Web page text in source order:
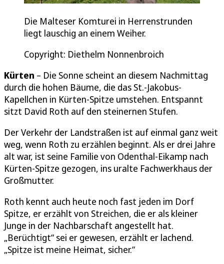
Die Malteser Komturei in Herrenstrunden
liegt lauschig an einem Weiher.
Copyright: Diethelm Nonnenbroich
Kürten – Die Sonne scheint an diesem Nachmittag
durch die hohen Bäume, die das St.-Jakobus-
Kapellchen in Kürten-Spitze umstehen. Entspannt
sitzt David Roth auf den steinernen Stufen.
Der Verkehr der Landstraßen ist auf einmal ganz weit
weg, wenn Roth zu erzählen beginnt. Als er drei Jahre
alt war, ist seine Familie von Odenthal-Eikamp nach
Kürten-Spitze gezogen, ins uralte Fachwerkhaus der
Großmutter.
Roth kennt auch heute noch fast jeden im Dorf
Spitze, er erzählt von Streichen, die er als kleiner
Junge in der Nachbarschaft angestellt hat.
„Berüchtigt“ sei er gewesen, erzählt er lachend.
„Spitze ist meine Heimat, sicher.“